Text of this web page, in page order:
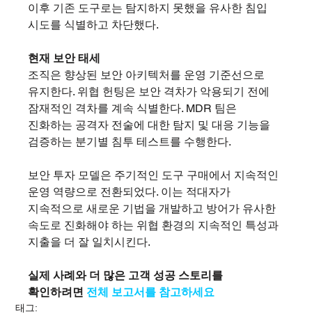
이후 기존 도구로는 탐지하지 못했을 유사한 침입
시도를 식별하고 차단했다.
현재 보안 태세
조직은 향상된 보안 아키텍처를 운영 기준선으로
유지한다. 위협 헌팅은 보안 격차가 악용되기 전에
잠재적인 격차를 계속 식별한다. MDR 팀은
진화하는 공격자 전술에 대한 탐지 및 대응 기능을
검증하는 분기별 침투 테스트를 수행한다.
보안 투자 모델은 주기적인 도구 구매에서 지속적인
운영 역량으로 전환되었다. 이는 적대자가
지속적으로 새로운 기법을 개발하고 방어가 유사한
속도로 진화해야 하는 위협 환경의 지속적인 특성과
지출을 더 잘 일치시킨다.
실제 사례와 더 많은 고객 성공 스토리를
확인하려면 전체 보고서를 참고하세요
태그: